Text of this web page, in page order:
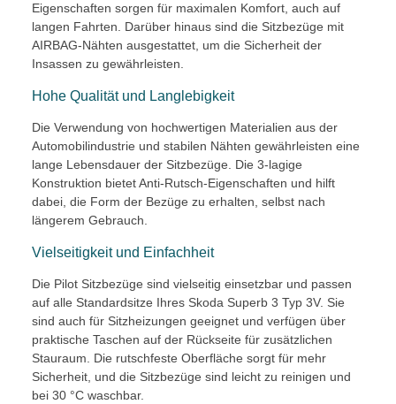
Eigenschaften sorgen für maximalen Komfort, auch auf
langen Fahrten. Darüber hinaus sind die Sitzbezüge mit
AIRBAG-Nähten ausgestattet, um die Sicherheit der
Insassen zu gewährleisten.
Hohe Qualität und Langlebigkeit
Die Verwendung von hochwertigen Materialien aus der
Automobilindustrie und stabilen Nähten gewährleisten eine
lange Lebensdauer der Sitzbezüge. Die 3-lagige
Konstruktion bietet Anti-Rutsch-Eigenschaften und hilft
dabei, die Form der Bezüge zu erhalten, selbst nach
längerem Gebrauch.
Vielseitigkeit und Einfachheit
Die Pilot Sitzbezüge sind vielseitig einsetzbar und passen
auf alle Standardsitze Ihres Skoda Superb 3 Typ 3V. Sie
sind auch für Sitzheizungen geeignet und verfügen über
praktische Taschen auf der Rückseite für zusätzlichen
Stauraum. Die rutschfeste Oberfläche sorgt für mehr
Sicherheit, und die Sitzbezüge sind leicht zu reinigen und
bei 30 °C waschbar.